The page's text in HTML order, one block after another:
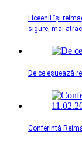
Liceenii își
sigure, mai
De ce eșuează
Conferință